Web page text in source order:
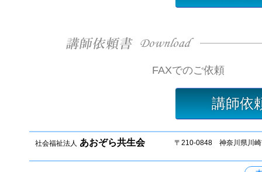
FAXでのご依頼
講師依
社会福祉法人 あおぞら共生会 〒210-0848 神奈川県川崎